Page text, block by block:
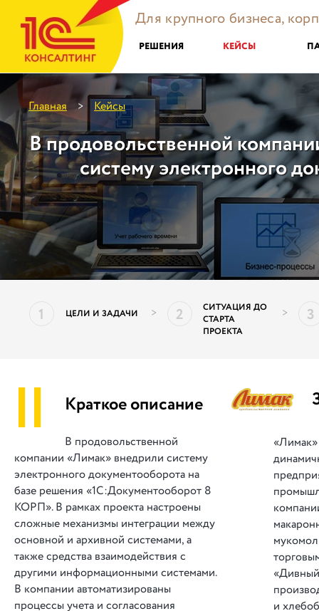
Для крупного бизнеса,
РЕШЕНИЯ КЕЙСЫ
Главная > Кейсы
В продовольственной
систему электронного
1 ЦЕЛИ И ЗАДАЧИ > 2
СИТУАЦИЯ ДО
СТАРТА
ПРОЕКТА
> 3
|| Краткое описание
В продовольственной
компании «Лимак» внедрили систему
электронного документооборота на
базе решения «1С:Документооборот 8
КОРП». В рамках проекта настроены
сложные механизмы интеграции между
основной и архивной системами, а
также средства взаимодействия с
другими информационными системами.
В компании автоматизированы
процессы учета и согласования
и